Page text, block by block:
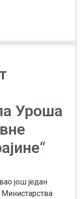
Уроша
још један
Министарства